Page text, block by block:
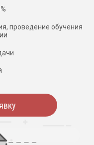
проведение обучения